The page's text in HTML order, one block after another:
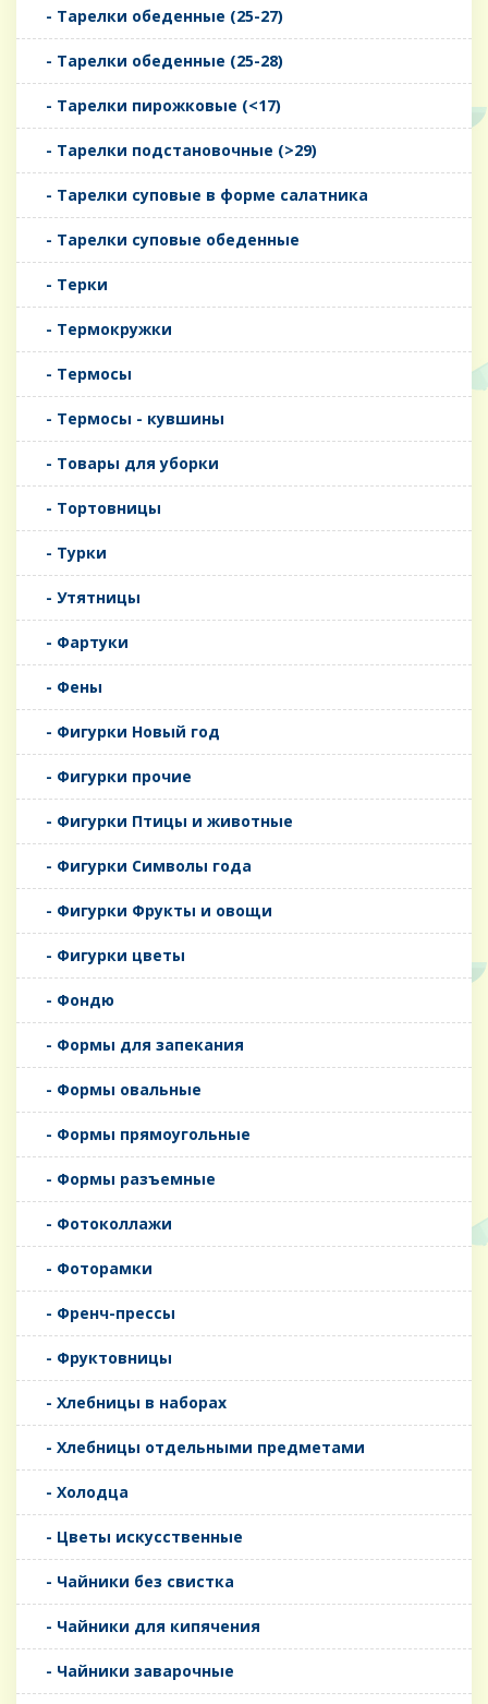
- Тарелки обеденные (25-27)
- Тарелки обеденные (25-28)
- Тарелки пирожковые (<17)
- Тарелки подстановочные (>29)
- Тарелки суповые в форме салатника
- Тарелки суповые обеденные
- Терки
- Термокружки
- Термосы
- Термосы - кувшины
- Товары для уборки
- Тортовницы
- Турки
- Утятницы
- Фартуки
- Фены
- Фигурки Новый год
- Фигурки прочие
- Фигурки Птицы и животные
- Фигурки Символы года
- Фигурки Фрукты и овощи
- Фигурки цветы
- Фондю
- Формы для запекания
- Формы овальные
- Формы прямоугольные
- Формы разъемные
- Фотоколлажи
- Фоторамки
- Френч-прессы
- Фруктовницы
- Хлебницы в наборах
- Хлебницы отдельными предметами
- Холодца
- Цветы искусственные
- Чайники без свистка
- Чайники для кипячения
- Чайники заварочные